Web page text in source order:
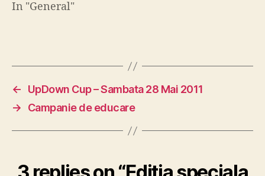
In "General"
←
UpDown Cup – Sambata 28 Mai 2011
→
Campanie de educare